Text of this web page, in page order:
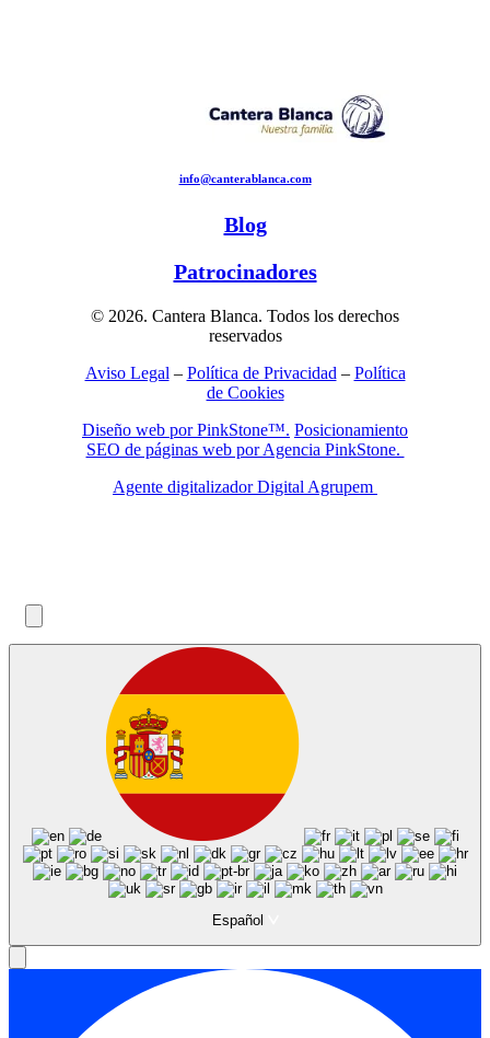
info@canterablanca.com
Blog
Patrocinadores
© 2026. Cantera Blanca. Todos los derechos
reservados
Aviso Legal – Política de Privacidad – Política
de Cookies
Diseño web por PinkStone™. Posicionamiento
SEO de páginas web por Agencia PinkStone.
Agente digitalizador Digital Agrupem
Español